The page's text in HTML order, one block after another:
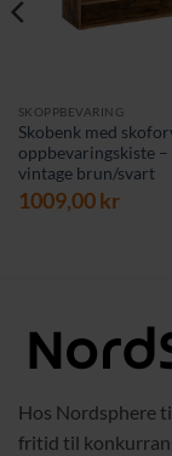
SKOPPBEVARING
Skobenk med
oppbevaringskiste –
vintage brun/svart
1009,00kr
Hos Nordsphere
fritid til